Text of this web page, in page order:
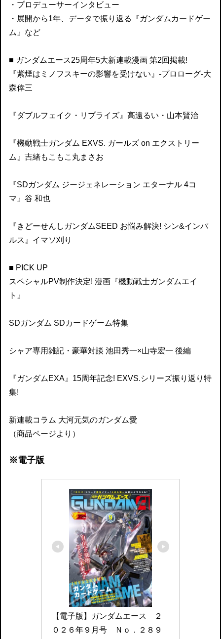
・プロデューサーインタビュー
・展開から1年、データで振り返る『ガンダムカードゲー
ム』など
■ ガンダムエース25周年5大新連載漫画 第2回掲載!
『紫煙はミノフスキーの影響を受けない』-プロローグ-大
森倖三
『ダブルフェイク・リプライズ』高遠るい・山本賢治
『機動戦士ガンダム EXVS. ガールズ on エクストリー
ム』吉緒もこもこ丸まさお
『SDガンダム ジージェネレーション エターナル 4コ
マ』谷 和也
『きどーせんしガンダムSEED お悩み解決! シン&インパ
ルス』イマソ刈り
■ PICK UP
スペシャルPV制作決定! 漫画『機動戦士ガンダムエイ
ト』
SDガンダム SDカードゲーム特集
シャア専用雑記・豪華対談 池田秀一×山寺宏一 後編
『ガンダムEXA』15周年記念! EXVS.シリーズ振り返り特
集!
新連載コラム 大河元気のガンダム愛
（商品ページより）
※電子版
【電子版】ガンダムエース　２
０２６年９月号　Ｎｏ．２８９